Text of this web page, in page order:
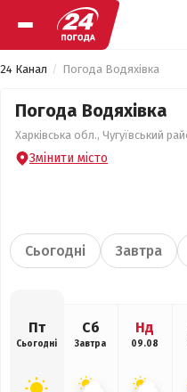
24 Канал Погода Водяхівка
Погода Водяхівка
Харківська обл., Чугуївський
Змінити місто
Сьогодні Завтра
Пт
Сьогодні
Сб
Завтра
Нд
09.08